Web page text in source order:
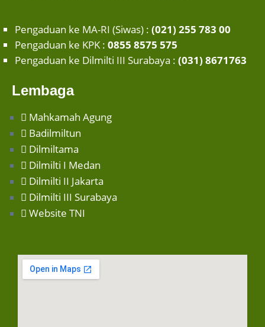
Pengaduan ke MA-RI (Siwas) : (021) 255 783 00
Pengaduan ke KPK : 0855 8575 575
Pengaduan ke Dilmilti III Surabaya : (031) 8671763
Lembaga
Mahkamah Agung
Badilmiltun
Dilmiltama
Dilmilti I Medan
Dilmilti II Jakarta
Dilmilti III Surabaya
Website TNI